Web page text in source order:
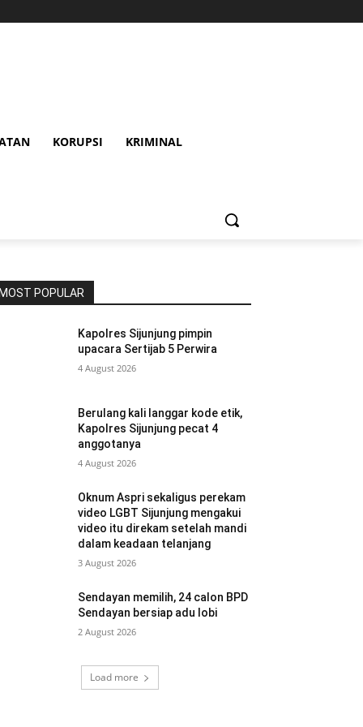
KORUPSI KRIMINAL
MOST POPULAR
Kapolres Sijunjung pimpin
upacara Sertijab 5 Perwira
4 August 2026
Berulang kali langgar kode etik,
Kapolres Sijunjung pecat 4
anggotanya
4 August 2026
Oknum Aspri sekaligus perekam
video LGBT Sijunjung mengakui
video itu direkam setelah mandi
dalam keadaan telanjang
3 August 2026
Sendayan memilih, 24 calon BPD
Sendayan bersiap adu lobi
2 August 2026
Load more